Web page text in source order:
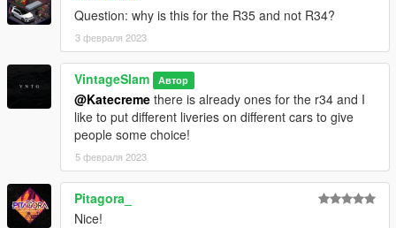
Question: why is this for the R35 and not R34?
3 февраля 2023
VintageSlam Автор
@Katecreme there is already ones for the r34 and I
like to put different liveries on different cars to give
people some choice!
5 февраля 2023
Pitagora_
Nice!